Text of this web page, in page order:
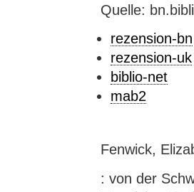
Quelle:
rezension-bn
rezension-uk
biblio-net
mab2
Fenwick,
: von der